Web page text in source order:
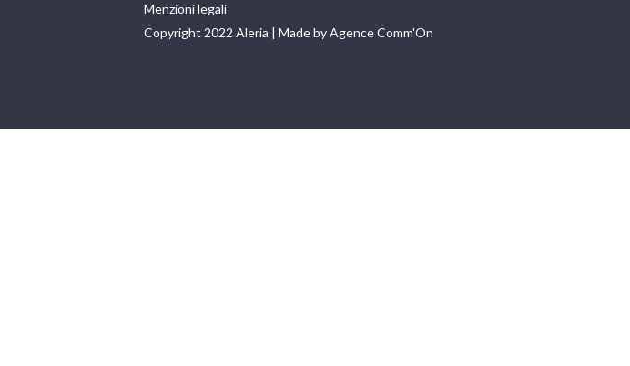
Menzioni legali
Copyright 2022 Aleria | Made by Agence Comm'On